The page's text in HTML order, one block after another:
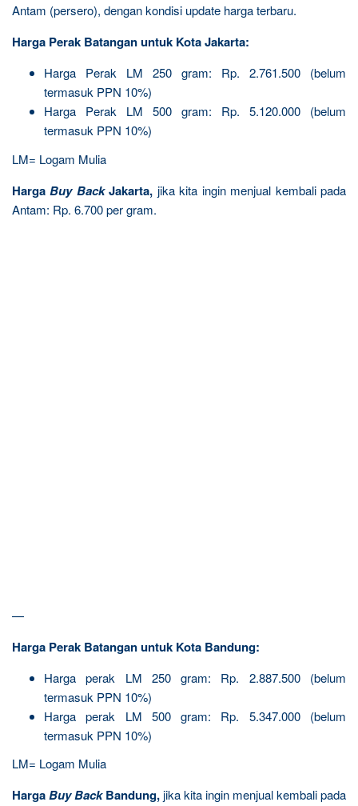
Antam (persero), dengan kondisi update harga terbaru.
Harga Perak Batangan untuk Kota Jakarta:
Harga Perak LM 250 gram: Rp. 2.761.500 (belum
termasuk PPN 10%)
Harga Perak LM 500 gram: Rp. 5.120.000 (belum
termasuk PPN 10%)
LM= Logam Mulia
HargaBuy BackJakarta, jika kita ingin menjual kembali pada
Antam: Rp. 6.700 per gram.
—
Harga Perak Batangan untuk Kota Bandung:
Harga perak LM 250 gram: Rp. 2.887.500 (belum
termasuk PPN 10%)
Harga perak LM 500 gram: Rp. 5.347.000 (belum
termasuk PPN 10%)
LM= Logam Mulia
HargaBuy BackBandung,jika kita ingin menjual kembali pada